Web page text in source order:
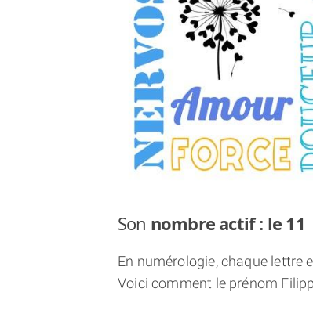
Son nombre actif : le 11
En numérologie, chaque lettre
Voici comment le prénom